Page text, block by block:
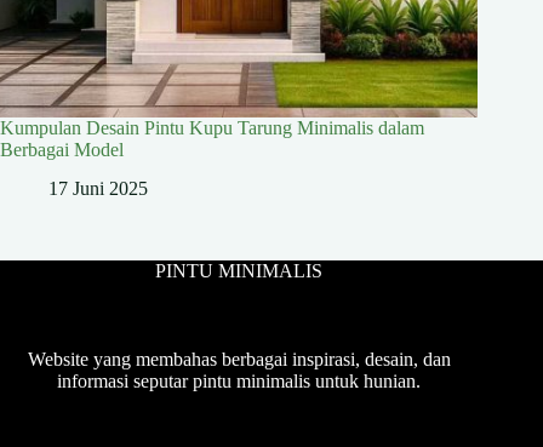
Kumpulan Desain Pintu Kupu Tarung Minimalis dalam
Berbagai Model
17 Juni 2025
PINTU MINIMALIS
Website yang membahas berbagai inspirasi, desain, dan
informasi seputar pintu minimalis untuk hunian.